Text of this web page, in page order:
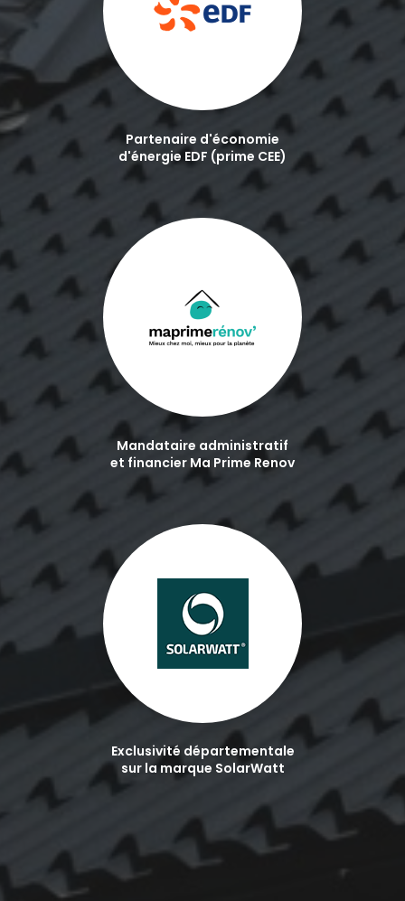
Partenaire d'économie
d'énergie EDF (prime CEE)
Mandataire administratif
et financier Ma Prime Renov
Exclusivité départementale
sur la marque SolarWatt